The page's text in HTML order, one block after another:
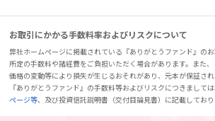
お取引にかかる手数料率およびリスクについて
弊社ホームページに掲載されている『ありがとうファンド』のお
所定の手数料や諸経費をご負担いただく場合があります。また
価格の変動等により損失が生じるおそれがあり、元本が保証さ
『ありがとうファンド』の手数料等およびリスクにつきまして
ページ等、及び投資信託説明書（交付目論見書）に記載してお